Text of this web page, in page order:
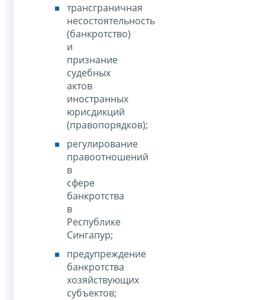
трансграничная
несостоятельность
(банкротство)
и
признание
судебных
актов
иностранных
юрисдикций
(правопорядков);
регулирование
правоотношений
в
сфере
банкротства
в
Республике
Сингапур;
предупреждение
банкротства
хозяйствующих
субъектов;